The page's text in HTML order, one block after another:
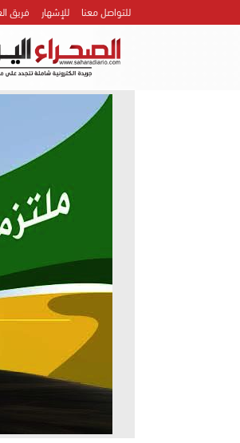
للتواصل معنا للإشهار فريق